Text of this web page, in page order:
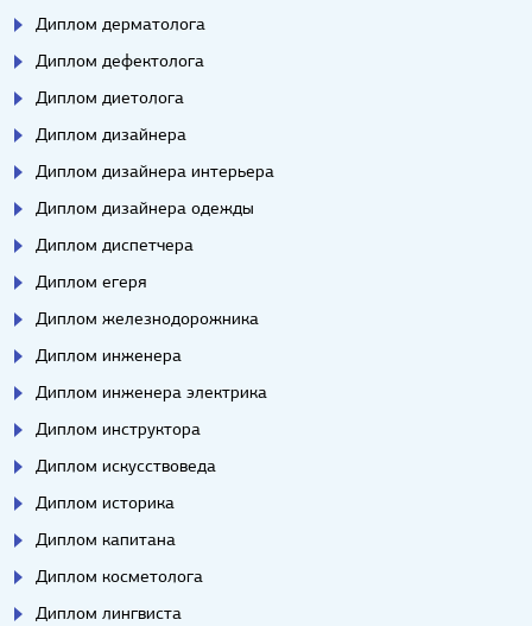
Диплом дерматолога
Диплом дефектолога
Диплом диетолога
Диплом дизайнера
Диплом дизайнера интерьера
Диплом дизайнера одежды
Диплом диспетчера
Диплом егеря
Диплом железнодорожника
Диплом инженера
Диплом инженера электрика
Диплом инструктора
Диплом искусствоведа
Диплом историка
Диплом капитана
Диплом косметолога
Диплом лингвиста